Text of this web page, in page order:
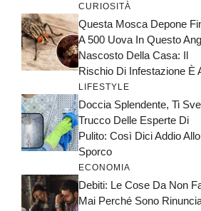
CURIOSITÀ
Questa Mosca Depone
A 500 Uova In Questo
Nascosto Della Casa: Il
Rischio Di Infestazione È
LIFESTYLE
Doccia Splendente, Ti
Trucco Delle Esperte Di
Pulito: Così Dici Addio Allo
Sporco
ECONOMIA
Debiti: Le Cose Da Non
Mai Perché Sono